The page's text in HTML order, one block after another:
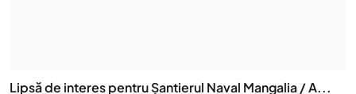
Lipsă de interes pentru Șantierul Naval Mangalia / A...